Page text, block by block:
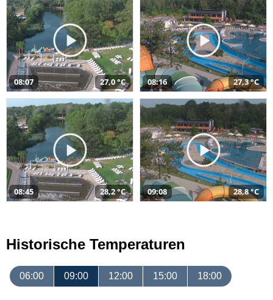
08:07 27,0 °C 08:16 27,3 °C
08:45 28,2 °C 09:08 28,8 °C
Historische Temperaturen
06:00 09:00 12:00 15:00 18:00